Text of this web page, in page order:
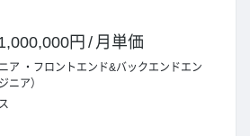
円 / 月単価
ア
フロントエンド&バックエンドエン
ニア）